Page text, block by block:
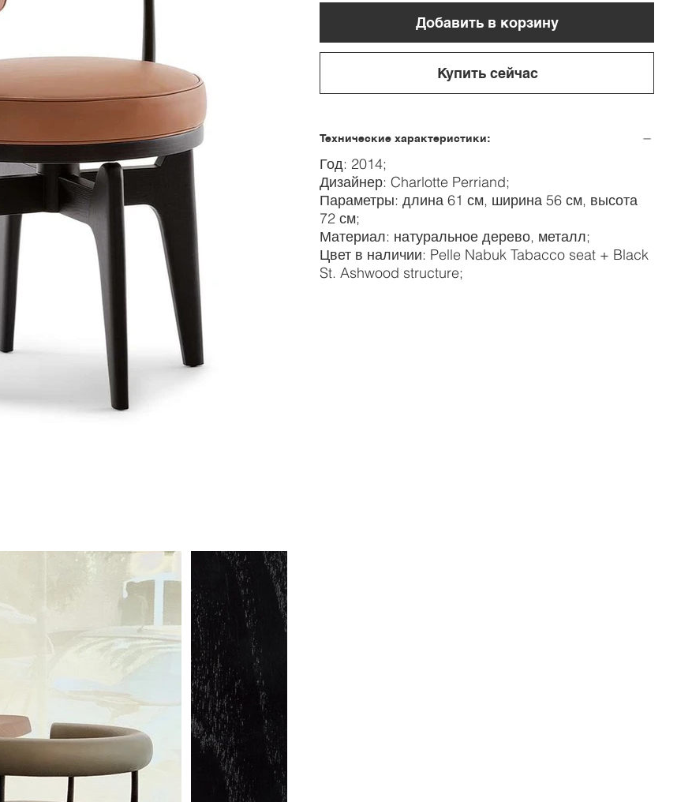
Добавить в корзину
Купить сейчас
Технические характеристики:
Год: 2014;
Дизайнер: Charlotte Perriand;
Параметры: длина 61 см, ширина 56 см, высота
72 см;
Материал: натуральное дерево, металл;
Цвет в наличии: Pelle Nabuk Tabacco seat + Black
St. Ashwood structure;